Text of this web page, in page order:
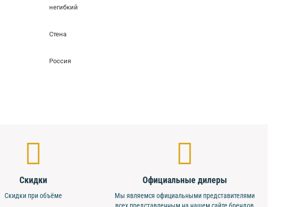
негибкий
Стена
Россия
Скидки
Скидки при объёме
Официальные дилеры
Мы являемся официальными представителями